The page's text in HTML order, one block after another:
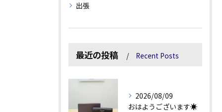
出張
最近の投稿 Recent Posts
2026/08/09
おはようございます☀